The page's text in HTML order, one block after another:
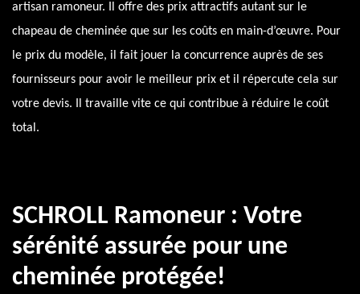
artisan ramoneur. Il offre des prix attractifs autant sur le
chapeau de cheminée que sur les coûts en main-d’œuvre. Pour
le prix du modèle, il fait jouer la concurrence auprès de ses
fournisseurs pour avoir le meilleur prix et il répercute cela sur
votre devis. Il travaille vite ce qui contribue à réduire le coût
total.
SCHROLL Ramoneur : Votre
sérénité assurée pour une
cheminée protégée!